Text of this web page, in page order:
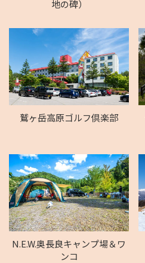
地の碑）
鷲ヶ岳高原ゴルフ倶楽部
N.E.W.奥長良キャンプ場＆ワ
ンコ